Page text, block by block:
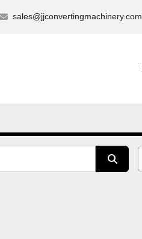
sales@jjconvertingmachinery.com